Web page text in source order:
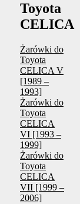
Toyota
CELICA
Żarówki do
Toyota
CELICA V
[1989 –
1993]
Żarówki do
Toyota
CELICA
VI [1993 –
1999]
Żarówki do
Toyota
CELICA
VII [1999 –
2006]